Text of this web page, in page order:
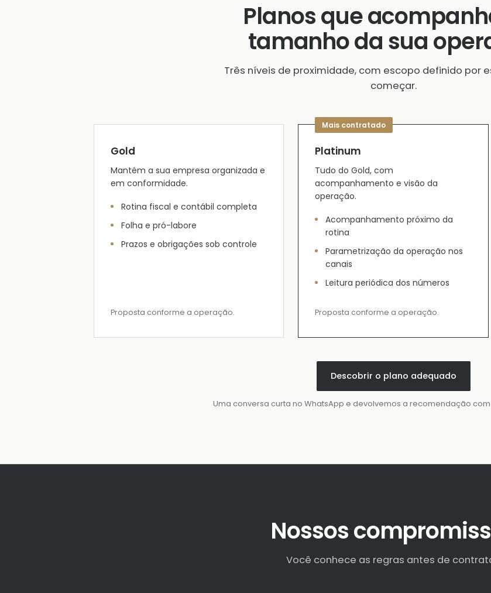
Planos que
tamanho da sua
Três níveis de proximidade, com escopo definido por
começar.
Gold
Mantém a sua empresa organizada e
em conformidade.
Rotina fiscal e contábil completa
Folha e pró-labore
Prazos e obrigações sob controle
Proposta conforme a operação.
Platinum
Tudo do Gold, com
acompanhamento e visão da
operação.
Acompanhamento próximo da
rotina
Parametrização da operação nos
canais
Leitura periódica dos números
Proposta conforme a operação.
Descobrir o plano adequado
Uma conversa curta no WhatsApp e devolvemos a recomendação
Nossos
Você conhece as regras antes de